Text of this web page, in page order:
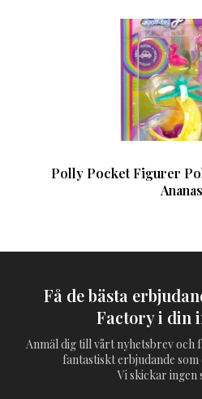
Polly Pocket Figurer
Ananas
Få de bästa
Factory i din
Anmäl dig till vårt nyhetsbrev och
fantastiskt erbjudande som
Vi skickar ingen